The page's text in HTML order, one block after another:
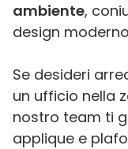
ambiente,
design
Se desideri
un ufficio nella
nostro team ti
applique e